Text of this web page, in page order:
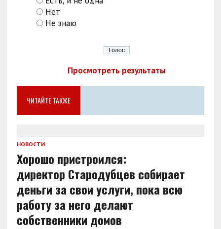
Нет
Не знаю
Просмотреть результаты
ЧИТАЙТЕ ТАКЖЕ
НОВОСТИ
Хорошо пристроился:
директор Стародубцев собирает
деньги за свои услуги, пока всю
работу за него делают
собственники домов